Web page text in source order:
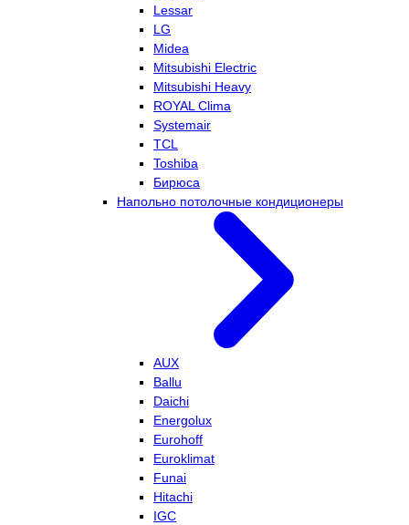
Lessar
LG
Midea
Mitsubishi Electric
Mitsubishi Heavy
ROYAL Clima
Systemair
TCL
Toshiba
Бирюса
Напольно потолочные кондиционеры
AUX
Ballu
Daichi
Energolux
Eurohoff
Euroklimat
Funai
Hitachi
IGC